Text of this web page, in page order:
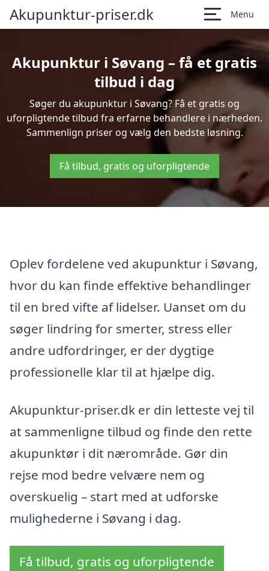
Akupunktur-priser.dk Menu
Akupunktur i Søvang – få et gratis
tilbud i dag
Søger du akupunktur i Søvang? Få et gratis og
uforpligtende tilbud fra erfarne behandlere i nærheden.
Sammenlign priser og vælg den bedste løsning.
Få tilbud, gratis og uforpligtende
Oplev fordelene ved akupunktur i Søvang,
hvor du kan finde effektive behandlinger
til en bred vifte af lidelser. Uanset om du
søger lindring for smerter, stress eller
andre udfordringer, er der dygtige
professionelle klar til at hjælpe dig.
Akupunktur-priser.dk er din letteste vej til
at sammenligne tilbud og finde den rette
akupunktør i dit nærområde. Gør din
rejse mod bedre velvære nem og
overskuelig – start med at udforske
mulighederne i Søvang i dag.
Få tilbud, gratis og uforpligtende